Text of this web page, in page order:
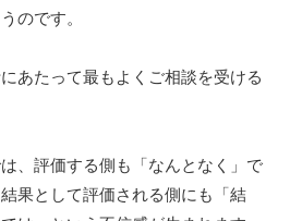
のです。
あたって最もよくご相談を受ける
、評価する側も「なんとなく」で
果として評価される側にも「結